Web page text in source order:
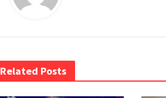
Related Posts